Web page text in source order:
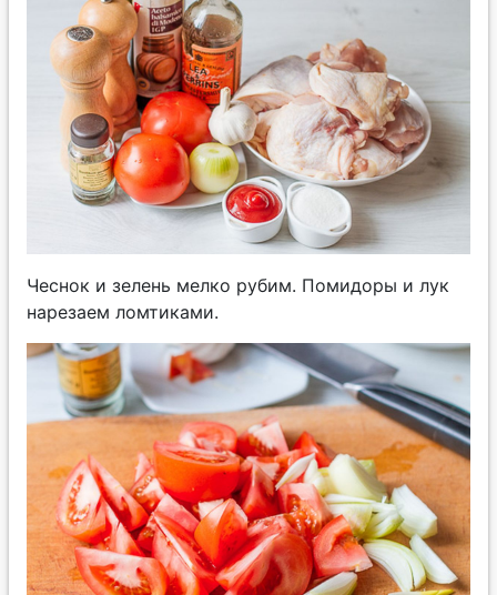
Чеснок и зелень мелко рубим. Помидоры и лук
нарезаем ломтиками.